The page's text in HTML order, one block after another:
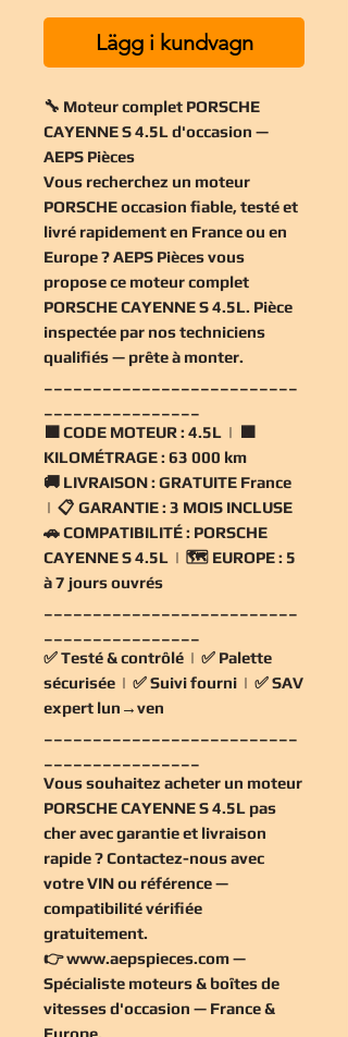
Lägg i kundvagn
🔧 Moteur complet PORSCHE
CAYENNE S 4.5L d'occasion —
AEPS Pièces
Vous recherchez un moteur
PORSCHE occasion fiable, testé et
livré rapidement en France ou en
Europe ? AEPS Pièces vous
propose ce moteur complet
PORSCHE CAYENNE S 4.5L. Pièce
inspectée par nos techniciens
qualifiés — prête à monter.
🟧CODE MOTEUR : 4.5L | 🟧
KILOMÉTRAGE : 63 000 km
🚚 LIVRAISON : GRATUITE France
| 📋 GARANTIE : 3 MOIS INCLUSE
🚗COMPATIBILITÉ : PORSCHE
CAYENNE S 4.5L | 🗺️ EUROPE : 5
à 7 jours ouvrés
✅Testé & contrôlé | ✅ Palette
sécurisée | ✅Suivi fourni | ✅SAV
expert lun→ven
Vous souhaitez acheter un moteur
PORSCHE CAYENNE S 4.5L pas
cheravec garantie et livraison
rapide ? Contactez-nous avec
votre VIN ou référence —
compatibilité vérifiée
gratuitement.
👉www.aepspieces.com—
Spécialiste moteurs & boîtes de
vitesses d'occasion — France &
Europe.